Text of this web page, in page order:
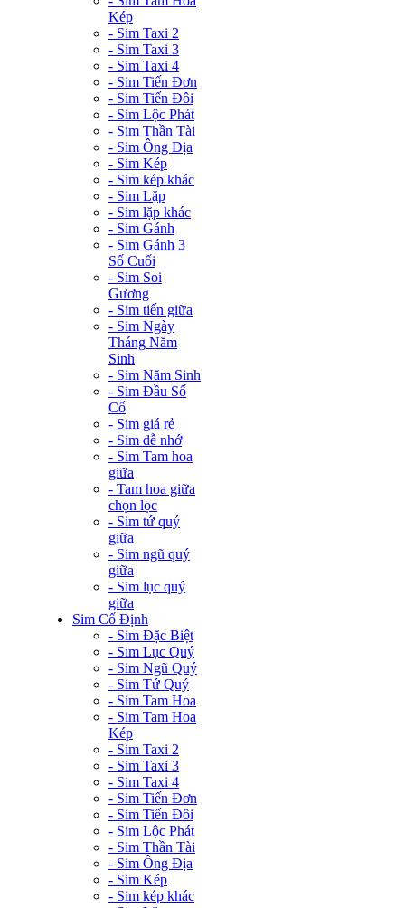
Kép
- Sim Taxi 2
- Sim Taxi 3
- Sim Taxi 4
- Sim Tiến Đơn
- Sim Tiến Đôi
- Sim Lộc Phát
- Sim Thần Tài
- Sim Ông Địa
- Sim Kép
- Sim kép khác
- Sim Lặp
- Sim lặp khác
- Sim Gánh
- Sim Gánh 3
Số Cuối
- Sim Soi
Gương
- Sim tiến giữa
- Sim Ngày
Tháng Năm
Sinh
- Sim Năm Sinh
- Sim Đầu Số
Cổ
- Sim giá rẻ
- Sim dễ nhớ
- Sim Tam hoa
giữa
- Tam hoa giữa
chọn lọc
- Sim tứ quý
giữa
- Sim ngũ quý
giữa
- Sim lục quý
giữa
Sim Cố Định
- Sim Đặc Biệt
- Sim Lục Quý
- Sim Ngũ Quý
- Sim Tứ Quý
- Sim Tam Hoa
- Sim Tam Hoa
Kép
- Sim Taxi 2
- Sim Taxi 3
- Sim Taxi 4
- Sim Tiến Đơn
- Sim Tiến Đôi
- Sim Lộc Phát
- Sim Thần Tài
- Sim Ông Địa
- Sim Kép
- Sim kép khác